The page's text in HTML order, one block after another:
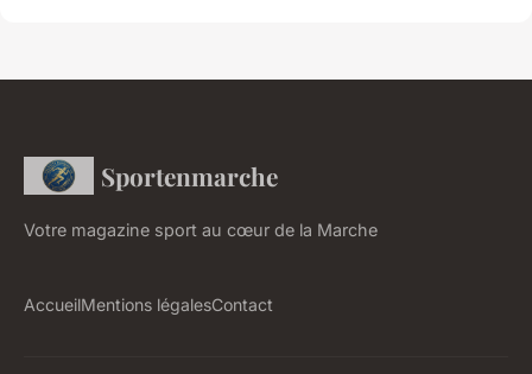
Sportenmarche
Votre magazine sport au cœur de la Marche
AccueilMentions légalesContact